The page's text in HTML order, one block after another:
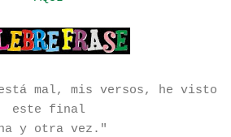
mal, mis versos, he visto
este final
y otra vez."